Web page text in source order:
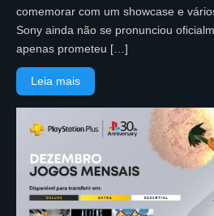
comemorar com um showcase e
Sony ainda não se pronunciou
apenas prometeu […]
Leia mais